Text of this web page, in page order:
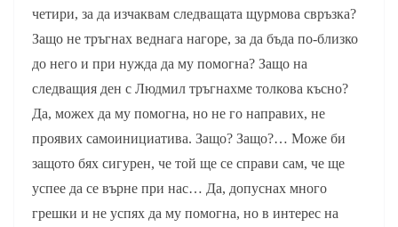
четири, за да изчаквам следващата щурмова свръзка?
Защо не тръгнах веднага нагоре, за да бъда по-близко
до него и при нужда да му помогна? Защо на
следващия ден с Людмил тръгнахме толкова късно?
Да, можех да му помогна, но не го направих, не
проявих самоинициатива. Защо? Защо?… Може би
защото бях сигурен, че той ще се справи сам, че ще
успее да се върне при нас… Да, допуснах много
грешки и не успях да му помогна, но в интерес на